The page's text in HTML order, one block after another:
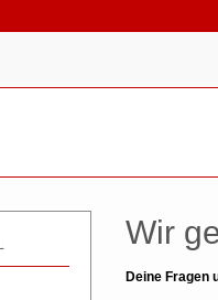
Wir
Deine Fragen